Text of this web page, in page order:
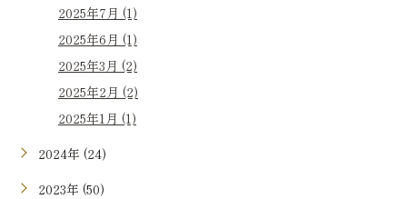
2025年7月 (1)
2025年6月 (1)
2025年3月 (2)
2025年2月 (2)
2025年1月 (1)
2024年 (24)
2023年 (50)